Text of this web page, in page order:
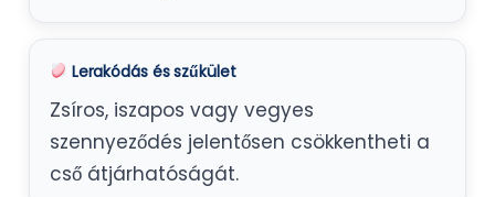
Lerakódás és szűkület
Zsíros, iszapos vagy vegyes
szennyeződés jelentősen csökkentheti a
cső átjárhatóságát.